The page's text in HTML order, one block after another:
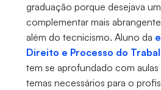
graduação porque desejava
complementar mais
além do tecnicismo. Aluno da
Direito e Processo do
tem se aprofundado com aulas
temas necessários para o